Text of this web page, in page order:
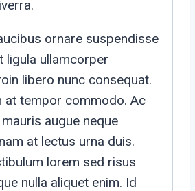
ornare suspendisse
ligula ullamcorper
libero nunc consequat.
at tempor commodo. Ac
augue neque
at lectus urna duis.
lorem sed risus
nulla aliquet enim. Id